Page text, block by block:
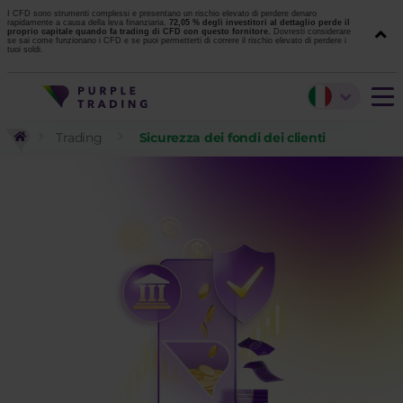
I CFD sono strumenti complessi e presentano un rischio elevato di perdere denaro
rapidamente a causa della leva finanziaria. 72,05 % degli investitori al dettaglio perde il
proprio capitale quando fa trading di CFD con questo fornitore. Dovresti considerare
se sai come funzionano i CFD e se puoi permetterti di correre il rischio elevato di perdere i
tuoi soldi.
Trading Sicurezza dei fondi dei clienti